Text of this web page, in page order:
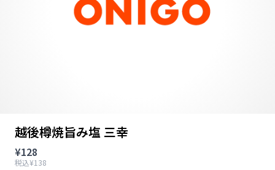
越後樽焼旨み塩 三幸
¥128
税込¥138